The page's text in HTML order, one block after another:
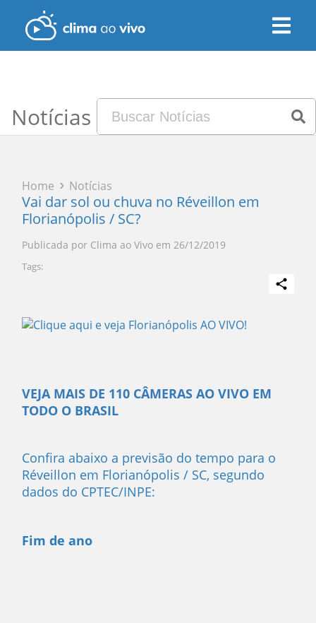
Notícias
Home Notícias
Vai dar sol ou chuva no Réveillon em
Florianópolis / SC?
Publicada por Clima ao Vivo em 26/12/2019
Tags:
VEJA MAIS DE 110 CÂMERAS AO VIVO EM
TODO O BRASIL
Confira abaixo a previsão do tempo para o
Réveillon em Florianópolis / SC, segundo
dados do CPTEC/INPE:
Fim de ano